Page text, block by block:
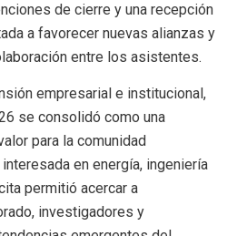
de cierre y una recepción
a favorecer nuevas alianzas y
entre los asistentes.
empresarial e institucional,
se consolidó como una
para la comunidad
en energía, ingeniería
permitió acercar a
investigadores y